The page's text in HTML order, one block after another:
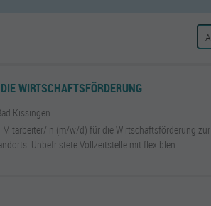
WIRTSCHAFTSFÖRDERUNG
Kissingen
Mitarbeiter/in (m/w/d) für die Wirtschaftsförderung zur
Unbefristete Vollzeitstelle mit flexiblen